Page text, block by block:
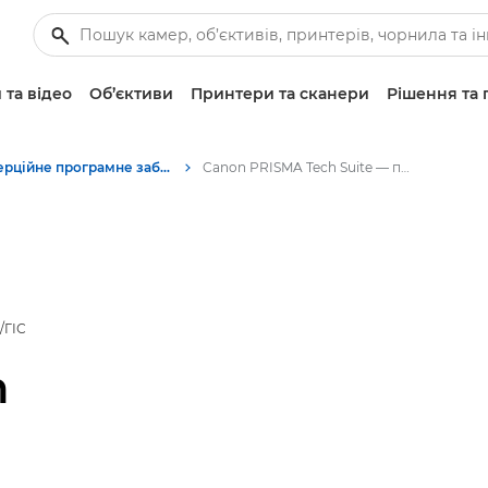
відео Об’єктиви Принтери та сканери Рішення та
Комерційне програмне забезпечення Canon PRISMA Tech Suite — програмне забезпечення для бізнесу